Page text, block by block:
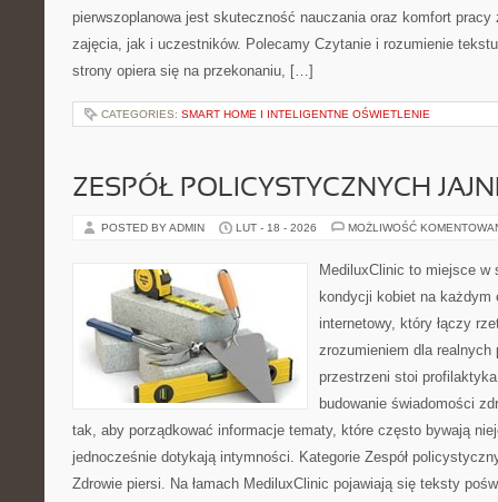
pierwszoplanowa jest skuteczność nauczania oraz komfort pracy
zajęcia, jak i uczestników. Polecamy Czytanie i rozumienie
strony opiera się na przekonaniu, […]
CATEGORIES: SMART HOME I INTELIGENTNE OŚWIETLENIE
ZESPÓŁ POLICYSTYCZNYCH
POSTED BY ADMIN LUT - 18 - 2026 MOŻLIWOŚĆ
MediluxClinic to miejsce
kondycji kobiet na każdym
internetowy, który łączy
zrozumieniem dla
przestrzeni stoi
budowanie świadomości
tak, aby porządkować informacje tematy, które często bywają
jednocześnie dotykają intymności. Kategorie Zespół
Zdrowie piersi. Na łamach MediluxClinic pojawiają się teksty